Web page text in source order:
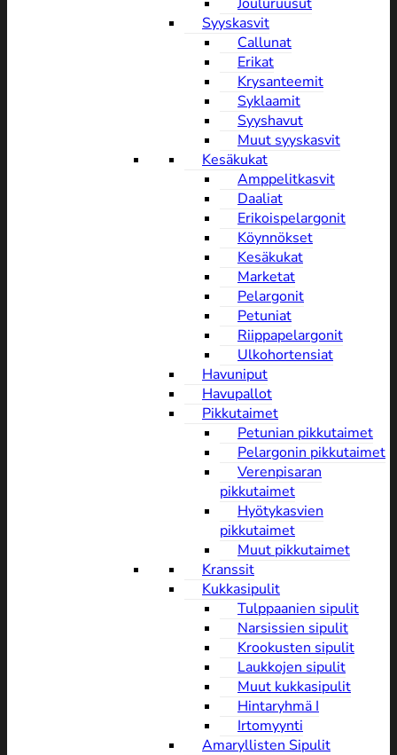
Syyskasvit
Callunat
Erikat
Krysanteemit
Syklaamit
Syyshavut
Muut syyskasvit
Kesäkukat
Amppelitkasvit
Daaliat
Erikoispelargonit
Köynnökset
Kesäkukat
Marketat
Pelargonit
Petuniat
Riippapelargonit
Ulkohortensiat
Havuniput
Havupallot
Pikkutaimet
Petunian pikkutaimet
Pelargonin pikkutaimet
Verenpisaran
pikkutaimet
Hyötykasvien
pikkutaimet
Muut pikkutaimet
Kranssit
Kukkasipulit
Tulppaanien sipulit
Narsissien sipulit
Krookusten sipulit
Laukkojen sipulit
Muut kukkasipulit
Hintaryhmä I
Irtomyynti
Amaryllisten Sipulit